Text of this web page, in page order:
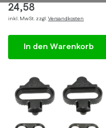
24,58
inkl. MwSt. zzgl.Versandkosten
In den Warenkorb